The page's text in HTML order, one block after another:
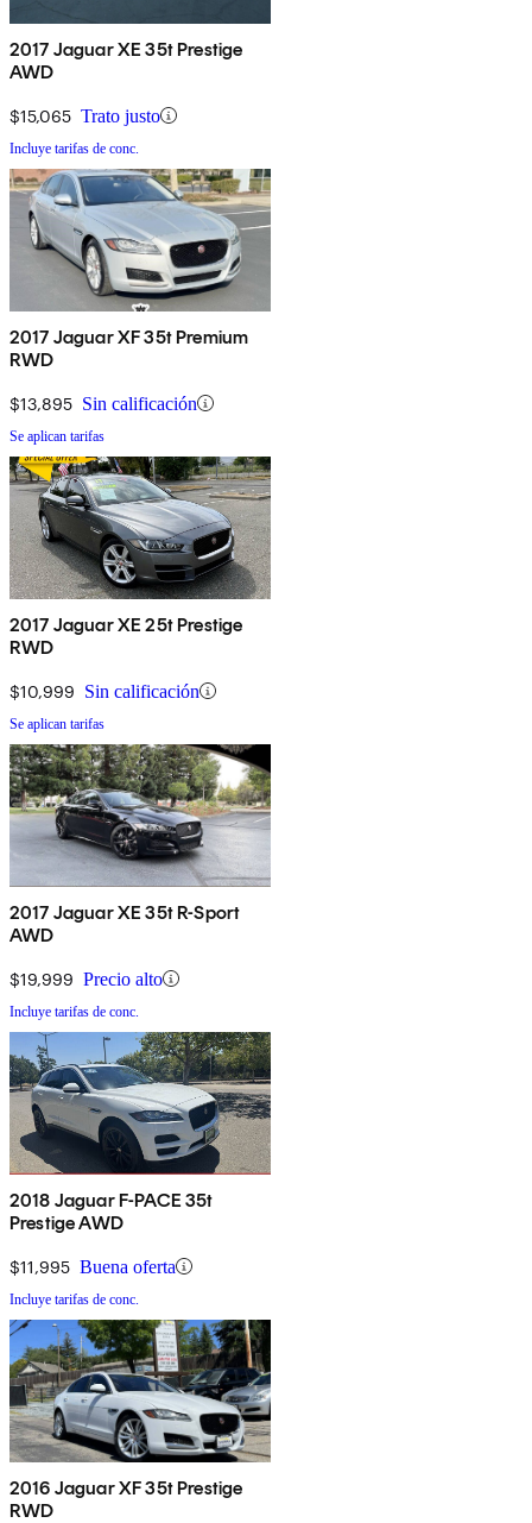
2017 Jaguar XE 35t Prestige
AWD
$15,065 Trato justo
Incluye tarifas de conc.
2017 Jaguar XF 35t Premium
RWD
$13,895 Sin calificación
Se aplican tarifas
2017 Jaguar XE 25t Prestige
RWD
$10,999 Sin calificación
Se aplican tarifas
2017 Jaguar XE 35t R-Sport
AWD
$19,999 Precio alto
Incluye tarifas de conc.
2018 Jaguar F-PACE 35t
Prestige AWD
$11,995 Buena oferta
Incluye tarifas de conc.
2016 Jaguar XF 35t Prestige
RWD